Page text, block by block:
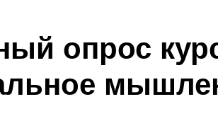
опрос